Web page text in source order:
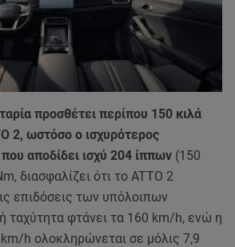
προσθέτει περίπου 150 κιλά
2, ωστόσο ο ισχυρότερος
αποδίδει ισχύ 204 ίππων (150
διασφαλίζει ότι το ATTO 2
επιδόσεις των υπόλοιπων
ταχύτητα φτάνει τα 160 km/h, ενώ η
h ολοκληρώνεται σε μόλις 7,9